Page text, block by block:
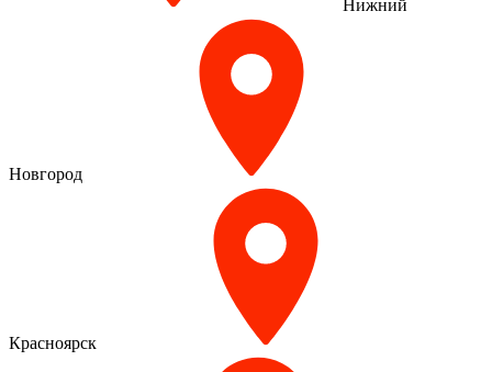
Нижний
Новгород
Красноярск